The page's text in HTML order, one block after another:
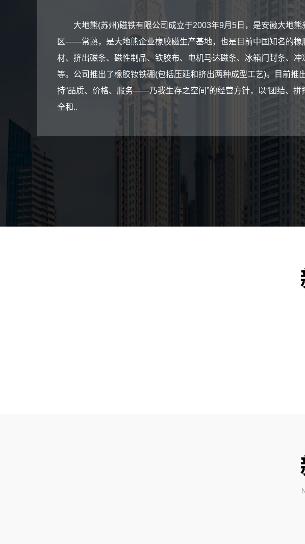
大地熊(苏州)磁铁有限公司成立于2003年9月5日，是安徽大地
区——常熟，是大地熊企业橡胶磁生产基地，也是目前中国知名的
材、挤出磁条、磁性制品、铁胶布、电机马达磁条、冰箱门封条、
等。公司推出了橡胶钕铁硼(包括压延和挤出两种成型工艺)。目前
持“品质、价格、服务——乃我生存之空间”的经营方针，以“团结、
全和..